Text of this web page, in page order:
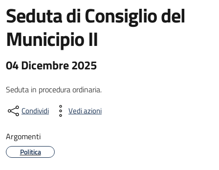
Seduta di Consiglio del
Municipio II
04 Dicembre 2025
Seduta in procedura ordinaria.
Condividi Vedi azioni
Argomenti
Politica